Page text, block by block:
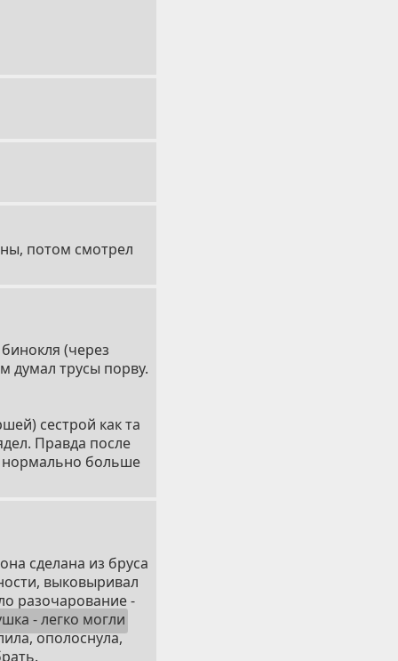
потом смотрел
(через
думал трусы порву.
сестрой как та
Правда после
нормально больше
сделана из бруса
выковыривал
разочарование -
- легко могли
ополоснула,